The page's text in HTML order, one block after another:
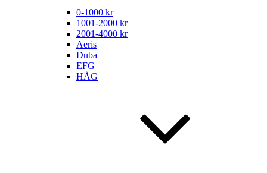
0-1000 kr
1001-2000 kr
2001-4000 kr
Aeris
Duba
EFG
HÅG